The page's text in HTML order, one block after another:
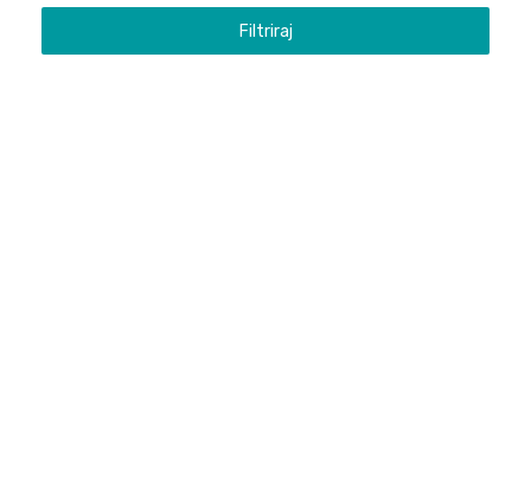
Filtriraj